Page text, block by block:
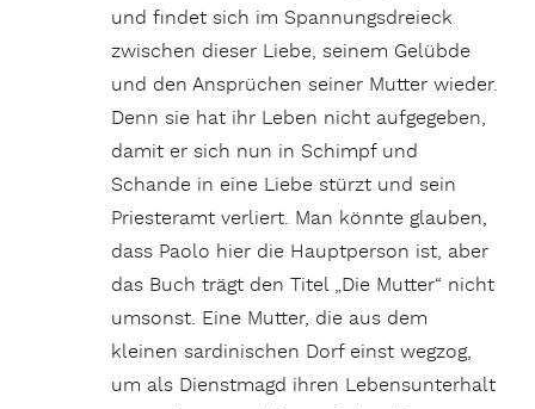
und findet sich im Spannungsdreieck
zwischen dieser Liebe, seinem Gelübde
und den Ansprüchen seiner Mutter wieder.
Denn sie hat ihr Leben nicht aufgegeben,
damit er sich nun in Schimpf und
Schande in eine Liebe stürzt und sein
Priesteramt verliert. Man könnte glauben,
dass Paolo hier die Hauptperson ist, aber
das Buch trägt den Titel „Die Mutter“ nicht
umsonst. Eine Mutter, die aus dem
kleinen sardinischen Dorf einst wegzog,
um als Dienstmagd ihren Lebensunterhalt